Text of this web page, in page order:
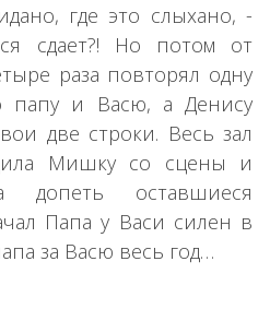
где это слыхано, -
сдает?! Но потом от
раза повторял одну
папу и Васю, а Денису
две строки. Весь зал
Мишку со сцены и
допеть оставшиеся
Папа у Васи силен в
за Васю весь год…